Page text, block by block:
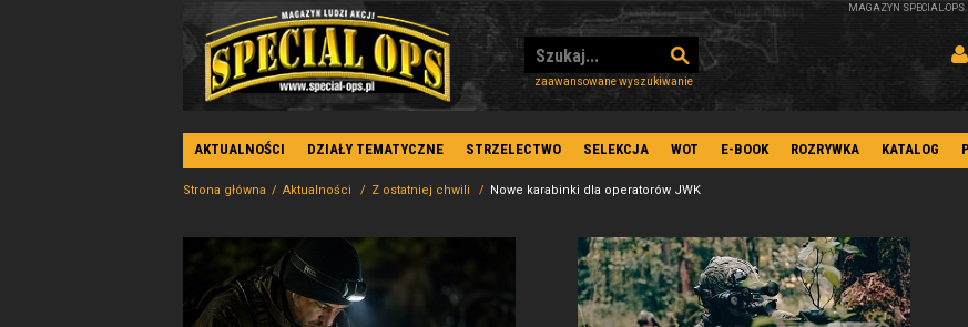
zaawansowane wyszukiwanie
MAGAZYN SPECIAL-
AKTUALNOŚCI DZIAŁY TEMATYCZNE STRZELECTWO SELEKCJA WOT E-BOOK ROZRYWKA KATALOG
Strona główna Aktualności Z ostatniej chwili Nowe karabinki dla operatorów JWK